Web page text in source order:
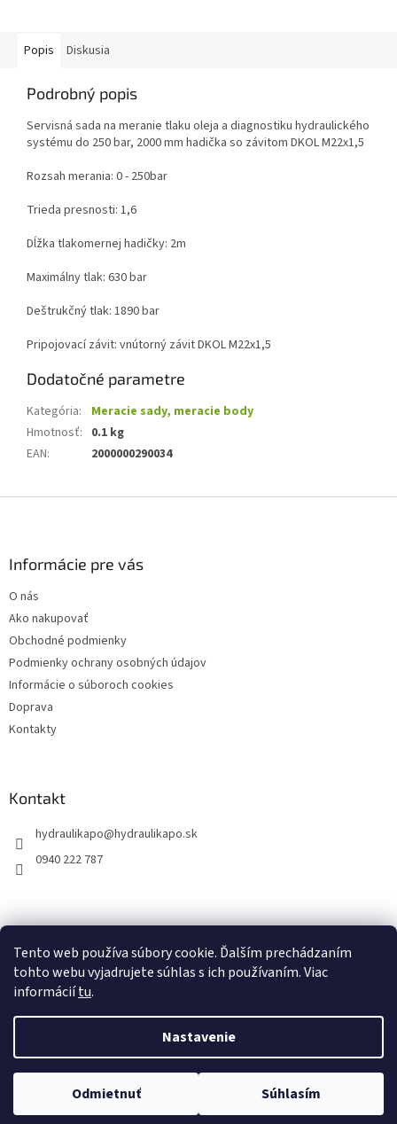
Tento web používa súbory cookie. Ďalším prechádzaním
tohto webu vyjadrujete súhlas s ich používaním. Viac
informáciítu.
Nastavenie
Odmietnuť Súhlasím
Popis Diskusia
Podrobný popis
Servisná sada na meranie tlaku oleja a diagnostiku hydraulického
systému do 250 bar, 2000 mm hadička so závitom DKOL M22x1,5
Rozsah merania: 0 - 250bar
Trieda presnosti: 1,6
Dĺžka tlakomernej hadičky: 2m
Maximálny tlak: 630 bar
Deštrukčný tlak: 1890 bar
Pripojovací závit: vnútorný závit DKOL M22x1,5
Dodatočné parametre
Kategória:
Meracie sady, meracie body
Hmotnosť: 0.1 kg
EAN: 2000000290034
Informácie pre vás
O nás
Ako nakupovať
Obchodné podmienky
Podmienky ochrany osobných údajov
Informácie o súboroch cookies
Doprava
Kontakty
Kontakt
hydraulikapo@hydraulikapo.sk
0940 222 787
Vytvoril Shoptet
Copyright 2026HYDRAULIKA PO . Všetky práva vyhradené.